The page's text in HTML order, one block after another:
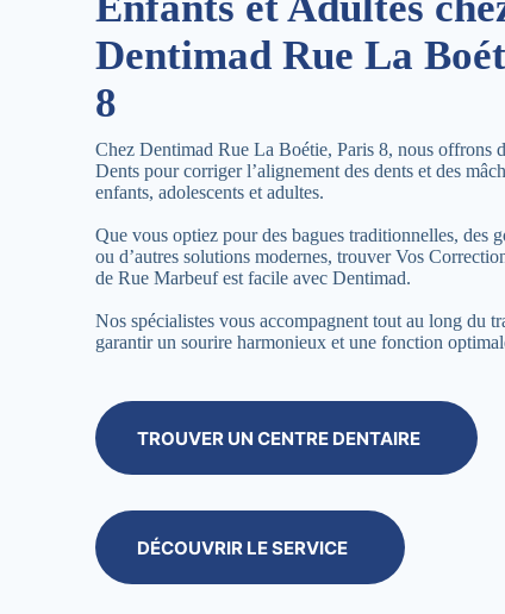
Dentimad Rue La
8
Chez Dentimad Rue La Boétie, Paris 8, nous offrons
Dents pour corriger l’alignement des dents et des
enfants, adolescents et adultes.
Que vous optiez pour des bagues traditionnelles, des
ou d’autres solutions modernes, trouver Vos
de Rue Marbeuf est facile avec Dentimad.
Nos spécialistes vous accompagnent tout au long du
garantir un sourire harmonieux et une fonction
TROUVER UN CENTRE DENTAIRE
DÉCOUVRIR LE SERVICE